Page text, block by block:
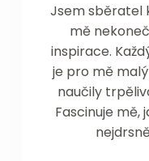
Jsem sběratel
mě
inspirace.
je pro mě
naučily
Fascinuje mě,